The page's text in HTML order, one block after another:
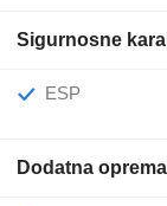
Sigurnosne
ESP
Dodatna oprema